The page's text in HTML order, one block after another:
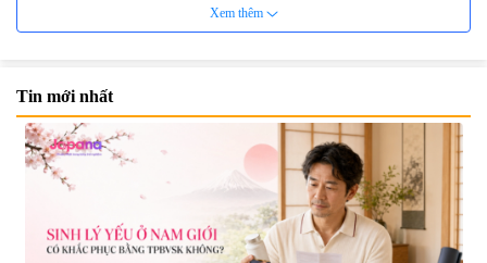
Viên uống bổ não Ribeto Shoji
57.920
1.450.000 đ
Viên nang uống cải thiện thị lực,
trí nhớ DHA + EPA + Flaxseed
Oil 30 viên/gói - Date 02/2027
|52.346
225.000 đ
Xem thêm
Tin mới nhất